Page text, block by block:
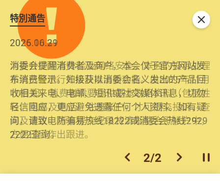
特別通告
2026.06.29
消委会提醒消费者及商户，本会仅于官方网站发
布消费警示。如接获以消委会名义发出的产品回
收相关来电、电邮、短讯或社交媒体讯息，切勿
轻信回应，更应避免透露任何个人资料。如有疑
问，请致电防骗易热线18222或消委会热线2929
2222查询。
2025.10.31
为提升使用者体验及网络安全，本会的投诉处理
系统已经进行升级及推出新功能。由2025年11月
10日起，消费者需要提供基本联络资料（包括姓
名、电邮及电话）注册帐户，才可提交投诉、查
询及建议。所有提交纪录将清晰整合于帐户中，
方便日后作出跟进。
上一个
2/2 下一个开
关闭